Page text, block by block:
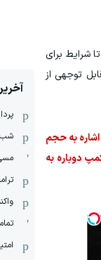
شرایط برای
توجهی از
تومان رسیده است. او با اشاره به حجم
دوباره به
شب